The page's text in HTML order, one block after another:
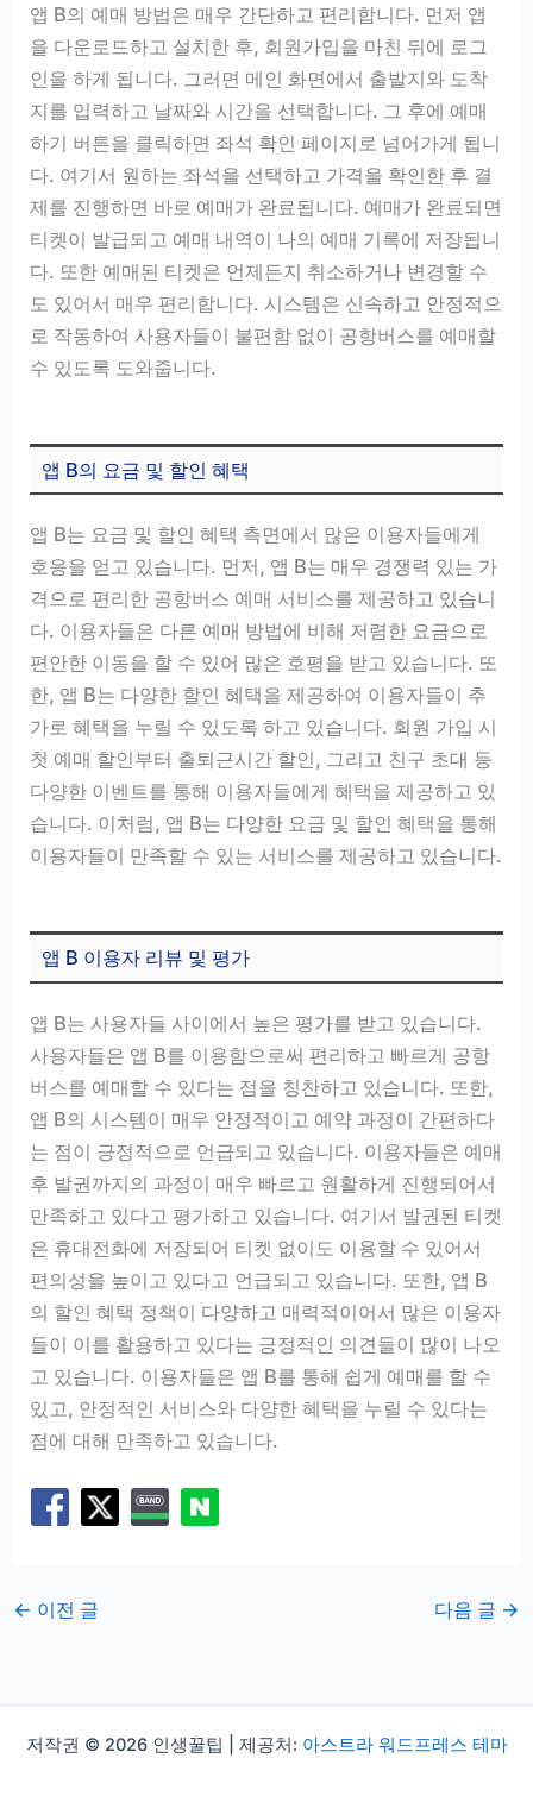
앱 B의 예매 방법은 매우 간단하고 편리합니다. 먼저 앱
을 다운로드하고 설치한 후, 회원가입을 마친 뒤에 로그
인을 하게 됩니다. 그러면 메인 화면에서 출발지와 도착
지를 입력하고 날짜와 시간을 선택합니다. 그 후에 예매
하기 버튼을 클릭하면 좌석 확인 페이지로 넘어가게 됩니
다. 여기서 원하는 좌석을 선택하고 가격을 확인한 후 결
제를 진행하면 바로 예매가 완료됩니다. 예매가 완료되면
티켓이 발급되고 예매 내역이 나의 예매 기록에 저장됩니
다. 또한 예매된 티켓은 언제든지 취소하거나 변경할 수
도 있어서 매우 편리합니다. 시스템은 신속하고 안정적으
로 작동하여 사용자들이 불편함 없이 공항버스를 예매할
수 있도록 도와줍니다.
앱 B의 요금 및 할인 혜택
앱 B는 요금 및 할인 혜택 측면에서 많은 이용자들에게
호응을 얻고 있습니다. 먼저, 앱 B는 매우 경쟁력 있는 가
격으로 편리한 공항버스 예매 서비스를 제공하고 있습니
다. 이용자들은 다른 예매 방법에 비해 저렴한 요금으로
편안한 이동을 할 수 있어 많은 호평을 받고 있습니다. 또
한, 앱 B는 다양한 할인 혜택을 제공하여 이용자들이 추
가로 혜택을 누릴 수 있도록 하고 있습니다. 회원 가입 시
첫 예매 할인부터 출퇴근시간 할인, 그리고 친구 초대 등
다양한 이벤트를 통해 이용자들에게 혜택을 제공하고 있
습니다. 이처럼, 앱 B는 다양한 요금 및 할인 혜택을 통해
이용자들이 만족할 수 있는 서비스를 제공하고 있습니다.
앱 B 이용자 리뷰 및 평가
앱 B는 사용자들 사이에서 높은 평가를 받고 있습니다.
사용자들은 앱 B를 이용함으로써 편리하고 빠르게 공항
버스를 예매할 수 있다는 점을 칭찬하고 있습니다. 또한,
앱 B의 시스템이 매우 안정적이고 예약 과정이 간편하다
는 점이 긍정적으로 언급되고 있습니다. 이용자들은 예매
후 발권까지의 과정이 매우 빠르고 원활하게 진행되어서
만족하고 있다고 평가하고 있습니다. 여기서 발권된 티켓
은 휴대전화에 저장되어 티켓 없이도 이용할 수 있어서
편의성을 높이고 있다고 언급되고 있습니다. 또한, 앱 B
의 할인 혜택 정책이 다양하고 매력적이어서 많은 이용자
들이 이를 활용하고 있다는 긍정적인 의견들이 많이 나오
고 있습니다. 이용자들은 앱 B를 통해 쉽게 예매를 할 수
있고, 안정적인 서비스와 다양한 혜택을 누릴 수 있다는
점에 대해 만족하고 있습니다.
← 이전 글 다음 글 →
저작권 © 2026 인생꿀팁 | 제공처: 아스트라 워드프레스 테마